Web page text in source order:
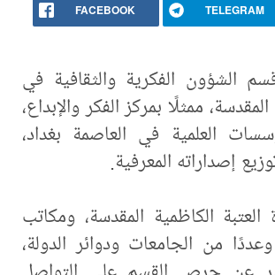
FACEBOOK TELEGRAM
الشؤون الفكرية والثقافية في
المقدسة، ممثلًا بمركز الفكر والإبداع،
العلمية في العاصمة بغداد،
إصداراته المعرفية.
العتبة الكاظمية المقدسة، ومكاتب
من الجامعات ودوائر الدولة،